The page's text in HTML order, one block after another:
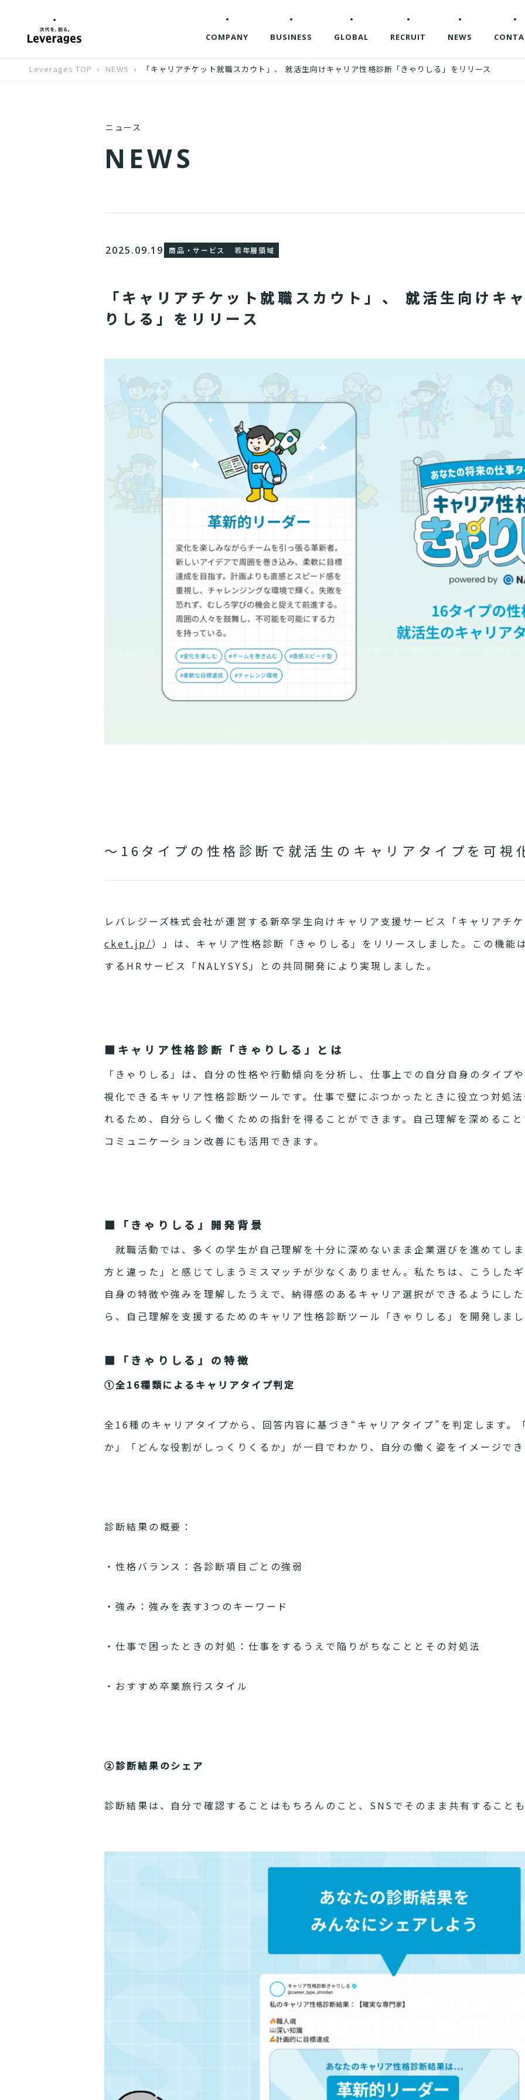
COMPANY BUSINESS GLOBAL RECRUIT NEWS
Leverages TOP NEWS 「キャリアチケット就職スカウト」、 就活生向けキャリア性格診断「きゃりしる」をリリース
ニュース
N EWS
2025.09.19 商品・サービス 若年層領域
「キャリアチケット就職スカウト」、 就活生向けキ
りしる」をリリース
～16タイプの性格診断で就活生のキャリアタイプを可視
レバレジーズ株式会社が運営する新卒学生向けキャリア支援サービス 「キャリアチ
cket.jp/） 」は、キャリア性格診断「きゃりしる」をリリースしました。この機能
するHRサービス「NALYSYS」との共同開発により実現しました。
■キャリア性格診断「きゃりしる」とは
「きゃりしる」は、自分の性格や行動傾向を分析し、仕事上での自分自身のタイプ
視化できるキャリア性格診断ツールです。仕事で壁にぶつかったときに役立つ対処
れるため、自分らしく働くための指針を得ることができます。自己理解を深めるこ
コミュニケーション改善にも活用できます。
■「きゃりしる」開発背景
就職活動では、多くの学生が自己理解を十分に深めないまま企業選びを進めてし
方と違った」と感じてしまうミスマッチが少なくありません。私たちは、こうした
自身の特徴や強みを理解したうえで、納得感のあるキャリア選択ができるようにし
ら、自己理解を支援するためのキャリア性格診断ツール「きゃりしる」を開発しまし
■「きゃりしる」の特徴
①全16種類によるキャリアタイプ判定
全16種のキャリアタイプから、回答内容に基づき“キャリアタイプ”を判定します。
か」「どんな役割がしっくりくるか」が一目でわかり、自分の働く姿をイメージでき
診断結果の概要：
・性格バランス：各診断項目ごとの強弱
・強み：強みを表す3つのキーワード
・仕事で困ったときの対処：仕事をするうえで陥りがちなこととその対処法
・おすすめ卒業旅行スタイル
②診断結果のシェア
診断結果は、自分で確認することはもちろんのこと、SNSでそのまま共有することも